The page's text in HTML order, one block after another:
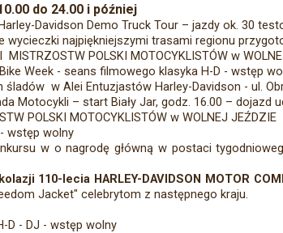
do 24.00 i później
Davidson Demo Truck Tour – jazdy ok. 30
wycieczki najpiękniejszymi trasami regionu
POLSKI MOTOCYKLISTÓW w
Week - seans filmowego klasyka H-D - wstęp
śladów w Alei Entuzjastów Harley-Davidson - ul.
Motocykli – start Biały Jar, godz. 16.00 – dojazd
POLSKI MOTOCYKLISTÓW w WOLNEJ JEŹDZIE
- wstęp wolny
w o nagrodę główną w postaci
110-lecia HARLEY-DAVIDSON MOTOR
Jacket" celebrytom z następnego kraju.
D - DJ - wstęp wolny